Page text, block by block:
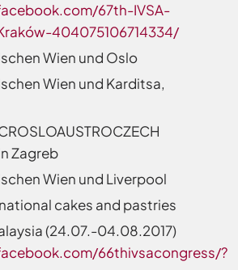
67th-IVSA-
404075106714334/
Wien und Oslo
Wien und Karditsa,
Zagreb
Wien und Liverpool
cakes and pastries
(24.07.-04.08.2017)
66thivsacongress/?